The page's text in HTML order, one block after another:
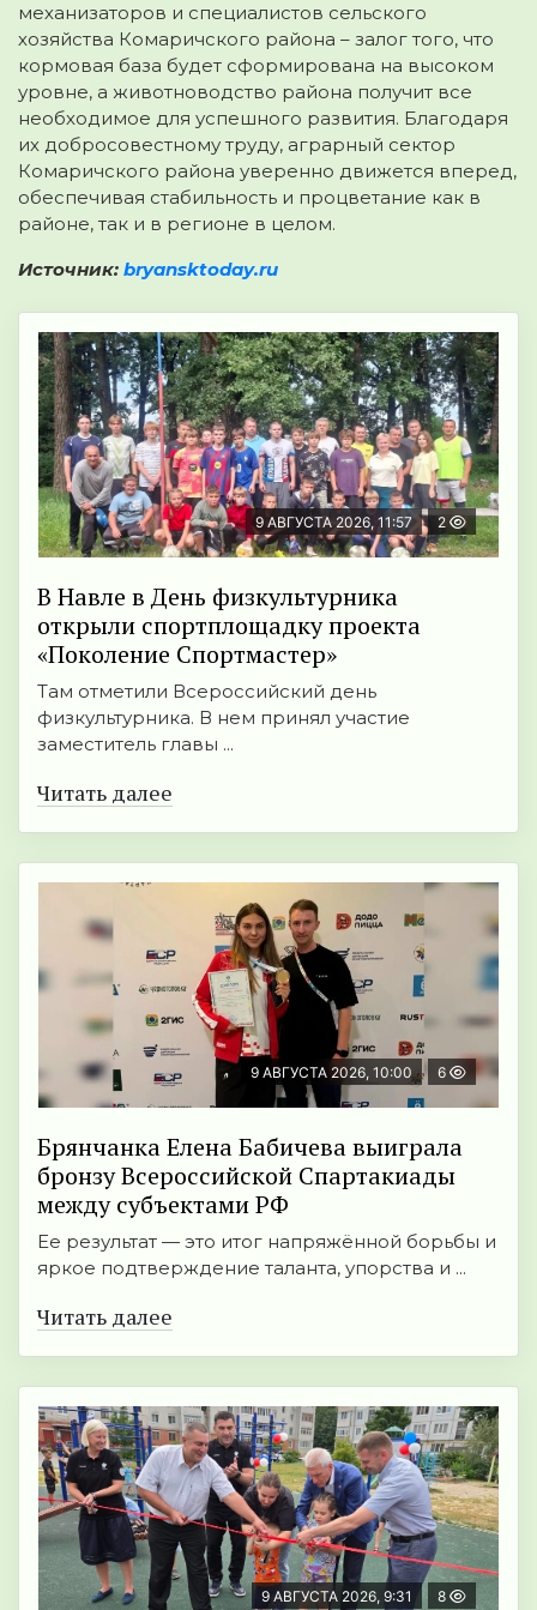
механизаторов и специалистов сельского
хозяйства Комаричского района – залог того, что
кормовая база будет сформирована на высоком
уровне, а животноводство района получит все
необходимое для успешного развития. Благодаря
их добросовестному труду, аграрный сектор
Комаричского района уверенно движется вперед,
обеспечивая стабильность и процветание как в
районе, так и в регионе в целом.
Источник: bryansktoday.ru
9 АВГУСТА 2026, 11:57 2
В Навле в День физкультурника
открыли спортплощадку проекта
«Поколение Спортмастер»
Там отметили Всероссийский день
физкультурника. В нем принял участие
заместитель главы ...
Читать далее
9 АВГУСТА 2026, 10:00 6
Брянчанка Елена Бабичева выиграла
бронзу Всероссийской Спартакиады
между субъектами РФ
Ее результат — это итог напряжённой борьбы и
яркое подтверждение таланта, упорства и ...
Читать далее
9 АВГУСТА 2026, 9:31 8